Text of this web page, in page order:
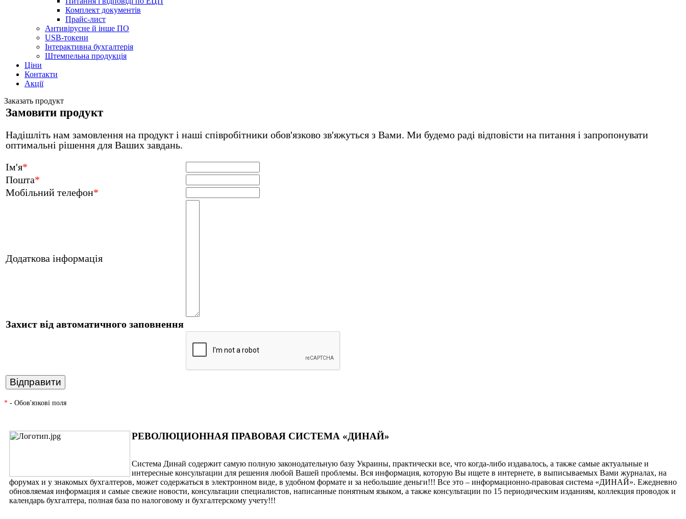
Комплект документів
Прайс-лист
Антивірусне й інше ПО
USB-токени
Інтерактивна бухгалтерія
Штемпельна продукція
Ціни
Контакти
Акції
Заказать продукт
Замовити продукт
Надішліть нам замовлення на продукт і наші співробітники обов'язково зв'яжуться з Вами. Ми будемо раді відповісти на питання і запропонувати
оптимальні рішення для Ваших завдань.
Ім'я*
Пошта*
Мобільний телефон*
Додаткова інформація
Захист від автоматичного заповнення
* - Обов'язкові поля
РЕВОЛЮЦИОННАЯ ПРАВОВАЯ СИСТЕМА «ДИНАЙ»
Система Динай содержит самую полную законодательную базу Украины, практически все, что когда-либо издавалось, а также самые актуальные и
интересные консультации для решения любой Вашей проблемы. Вся информация, которую Вы ищете в интернете, в выписываемых Вами журналах, на
форумах и у знакомых бухгалтеров, может содержаться в электронном виде, в удобном формате и за небольшие деньги!!! Все это – информационно-правовая система «ДИНАЙ». Ежедневно
обновляемая информация и самые свежие новости, консультации специалистов, написанные понятным языком, а также консультации по 15 периодическим изданиям, коллекция проводок и
календарь бухгалтера, полная база по налоговому и бухгалтерскому учету!!!